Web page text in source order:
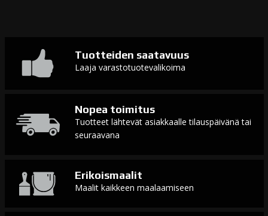
Tuotteiden saatavuus
Laaja varastotuotevalikoima
Nopea toimitus
Tuotteet lähtevät asiakkaalle tilauspäivänä tai
seuraavana
Erikoismaalit
Maalit kaikkeen maalaamiseen